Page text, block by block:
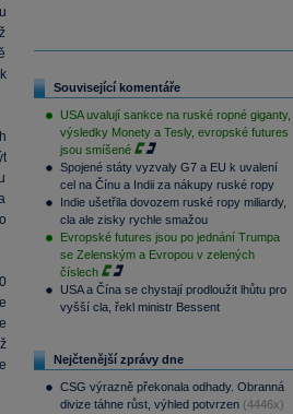
Související komentáře
USA uvalují sankce na ruské ropné giganty,
výsledky Monety a Tesly, evropské futures
jsou smíšené
Spojené státy vyzvaly G7 a EU k uvalení
cel na Čínu a Indii za nákupy ruské ropy
Indie ušetřila dovozem ruské ropy miliardy,
cla ale zisky rychle smažou
Evropské futures jsou po jednání Trumpa
se Zelenským a Evropou v zelených
číslech
USA a Čína se chystají prodloužit lhůtu pro
vyšší cla, řekl ministr Bessent
Nejčtenější zprávy dne
CSG výrazně překonala odhady. Obranná
divize táhne růst, výhled potvrzen (4446x)